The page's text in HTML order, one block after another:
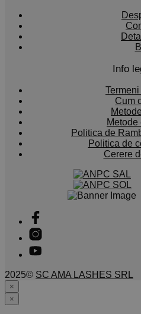
Info
Cum
Metode
Politica de
Politica de
Cerere
2025© SC AMA LASHES SRL
×
×